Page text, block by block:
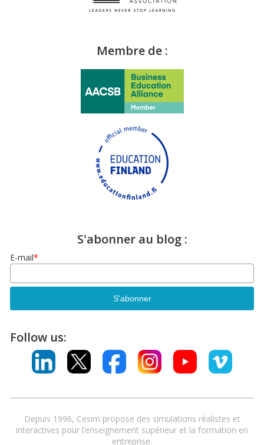
Membre de :
S'abonner au blog :
E-mail*
Follow us:
Depuis 1996, Cesim propose des simulations réalistes et
interactives pour l’enseignement supérieur et la formation en
entreprise.